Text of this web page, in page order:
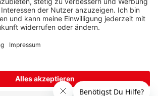
all inclusive Fitness Campus
Benefits
Offene Jobs